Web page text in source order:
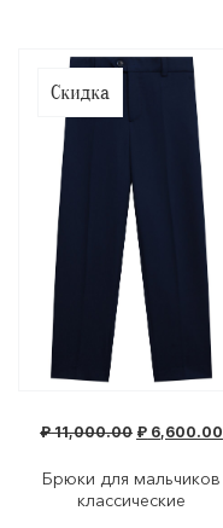
Скидка
Брюки для мальчиков
классические
₽11,000.00 ₽ 6,600.00